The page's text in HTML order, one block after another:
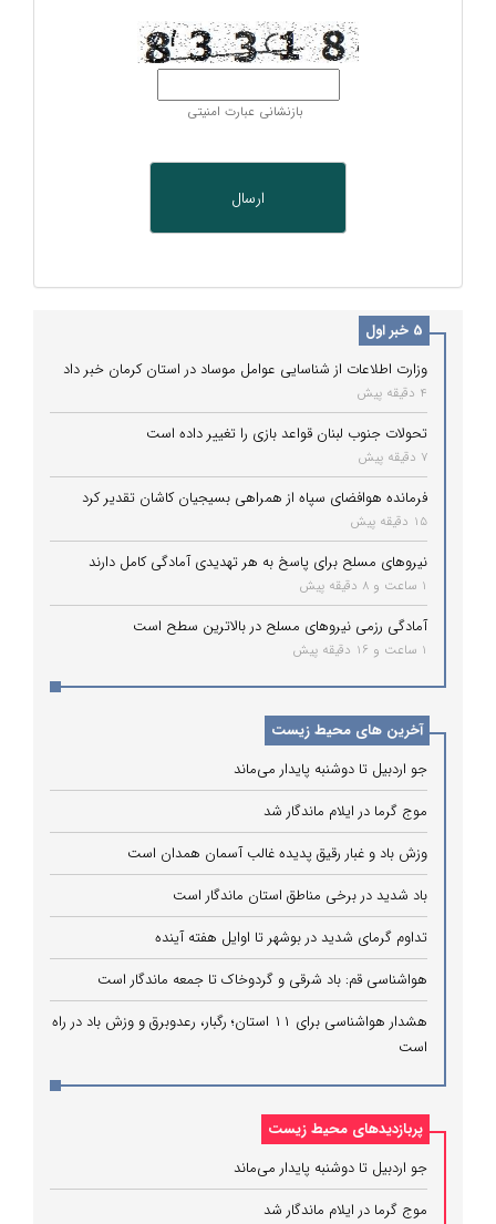
بازنشانی عبارت امنیتی
5 خبر اول
وزارت اطلاعات از شناسایی عوامل موساد در استان کرمان خبر داد
4 دقیقه پیش
تحولات جنوب لبنان قواعد بازی را تغییر داده است
7 دقیقه پیش
فرمانده هوافضای سپاه از همراهی بسیجیان کاشان تقدیر کرد
15 دقیقه پیش
نیروهای مسلح برای پاسخ به هر تهدیدی آمادگی کامل دارند
1 ساعت و 8 دقیقه پیش
آمادگی رزمی نیروهای مسلح در بالاترین سطح است
1 ساعت و 16 دقیقه پیش
آخرین های محیط زیست
جو اردبیل تا دوشنبه پایدار می‌ماند
موج گرما در ایلام ماندگار شد
وزش باد و غبار رقیق پدیده غالب آسمان همدان است
باد شدید در برخی مناطق استان ماندگار است
تداوم گرمای شدید در بوشهر تا اوایل هفته آینده
هواشناسی قم: باد شرقی و گردوخاک تا جمعه ماندگار است
هشدار هواشناسی برای ۱۱ استان؛ رگبار، رعدوبرق و وزش باد در راه
است
پربازدیدهای محیط زیست
جو اردبیل تا دوشنبه پایدار می‌ماند
موج گرما در ایلام ماندگار شد